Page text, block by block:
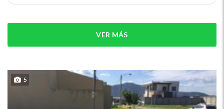
VER MÁS
5